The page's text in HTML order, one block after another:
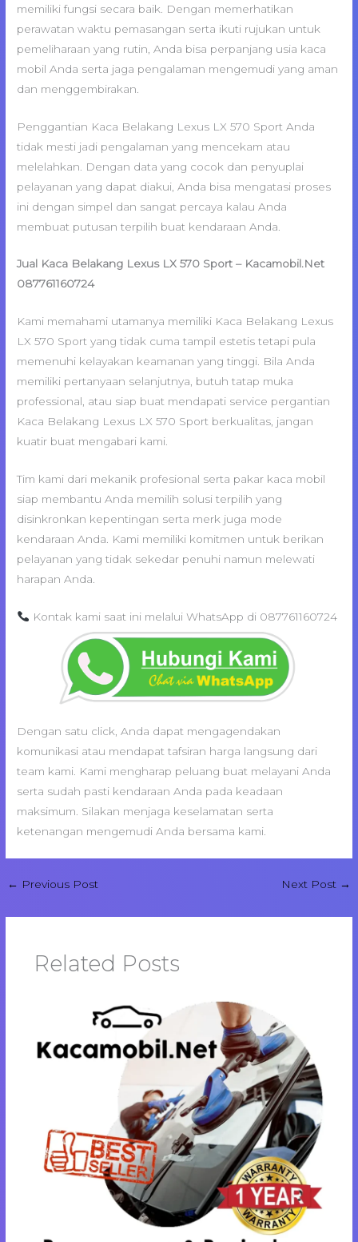
memiliki fungsi secara baik. Dengan memerhatikan
perawatan waktu pemasangan serta ikuti rujukan untuk
pemeliharaan yang rutin, Anda bisa perpanjang usia kaca
mobil Anda serta jaga pengalaman mengemudi yang aman
dan menggembirakan.
Penggantian Kaca Belakang Lexus LX 570 Sport Anda
tidak mesti jadi pengalaman yang mencekam atau
melelahkan. Dengan data yang cocok dan penyuplai
pelayanan yang dapat diakui, Anda bisa mengatasi proses
ini dengan simpel dan sangat percaya kalau Anda
membuat putusan terpilih buat kendaraan Anda.
Jual Kaca Belakang Lexus LX 570 Sport – Kacamobil.Net
087761160724
Kami memahami utamanya memiliki Kaca Belakang Lexus
LX 570 Sport yang tidak cuma tampil estetis tetapi pula
memenuhi kelayakan keamanan yang tinggi. Bila Anda
memiliki pertanyaan selanjutnya, butuh tatap muka
professional, atau siap buat mendapati service pergantian
Kaca Belakang Lexus LX 570 Sport berkualitas, jangan
kuatir buat mengabari kami.
Tim kami dari mekanik profesional serta pakar kaca mobil
siap membantu Anda memilih solusi terpilih yang
disinkronkan kepentingan serta merk juga mode
kendaraan Anda. Kami memiliki komitmen untuk berikan
pelayanan yang tidak sekedar penuhi namun melewati
harapan Anda.
Kontak kami saat ini melalui WhatsApp di 087761160724
Dengan satu click, Anda dapat mengagendakan
komunikasi atau mendapat tafsiran harga langsung dari
team kami. Kami mengharap peluang buat melayani Anda
serta sudah pasti kendaraan Anda pada keadaan
maksimum. Silakan menjaga keselamatan serta
ketenangan mengemudi Anda bersama kami.
← Previous Post Next Post →
Related Posts